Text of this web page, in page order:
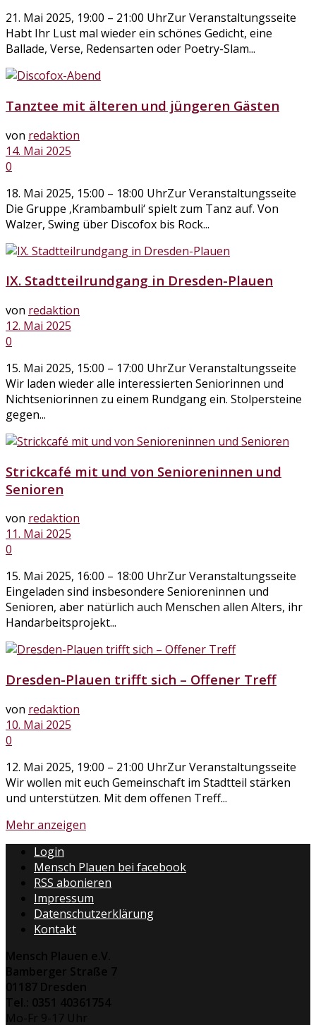
21. Mai 2025, 19:00 – 21:00 UhrZur Veranstaltungsseite
Habt Ihr Lust mal wieder ein schönes Gedicht, eine
Ballade, Verse, Redensarten oder Poetry-Slam...
Tanztee mit älteren und jüngeren Gästen
von redaktion
14. Mai 2025
0
18. Mai 2025, 15:00 – 18:00 UhrZur Veranstaltungsseite
Die Gruppe ‚Krambambuli‘ spielt zum Tanz auf. Von
Walzer, Swing über Discofox bis Rock...
IX. Stadtteilrundgang in Dresden-Plauen
von redaktion
12. Mai 2025
0
15. Mai 2025, 15:00 – 17:00 UhrZur Veranstaltungsseite
Wir laden wieder alle interessierten Seniorinnen und
Nichtseniorinnen zu einem Rundgang ein. Stolpersteine
gegen...
Strickcafé mit und von Senioreninnen und
Senioren
von redaktion
11. Mai 2025
0
15. Mai 2025, 16:00 – 18:00 UhrZur Veranstaltungsseite
Eingeladen sind insbesondere Senioreninnen und
Senioren, aber natürlich auch Menschen allen Alters, ihr
Handarbeitsprojekt...
Dresden-Plauen trifft sich – Offener Treff
von redaktion
10. Mai 2025
0
12. Mai 2025, 19:00 – 21:00 UhrZur Veranstaltungsseite
Wir wollen mit euch Gemeinschaft im Stadtteil stärken
und unterstützen. Mit dem offenen Treff...
Mehr anzeigen
Login
Mensch Plauen bei facebook
RSS abonieren
Impressum
Datenschutzerklärung
Kontakt
Mensch Plauen e.V.
Bamberger Straße 7
01187 Dresden
Tel.: 0351 40361754
Mo-Fr 9-17 Uhr